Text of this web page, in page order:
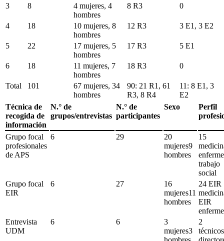
3 8
4 mujeres, 4
hombres
8 R3 0
4 18
10 mujeres, 8
hombres
12 R3 3 E1, 3 E2
5 22
17 mujeres, 5
hombres
17 R3 5 E1
6 18
11 mujeres, 7
hombres
18 R3 0
Total 101
67 mujeres, 34
hombres
90: 21 R1, 61
R3, 8 R4
11: 8 E1, 3
E2
Técnica de
recogida de
información
N.° de
grupos/entrevistas
N.° de
participantes
Sexo
Perfil
Grupo focal
profesionales
de APS
6 29
20
mujeres9
hombres
15
trabajo
social
Grupo focal
EIR
6 27
16
mujeres11
hombres
24 EIR
EIR
Entrevista
UDM
6 6
3
mujeres3
2